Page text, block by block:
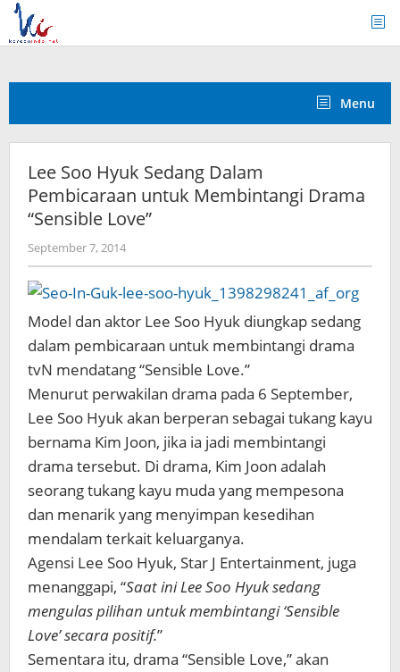
Skip
content
Menu
Lee Soo Hyuk Sedang Dalam
Pembicaraan untuk Membintangi Drama
“Sensible Love”
September 7, 2014by
Koreanindo
Model dan aktor Lee Soo Hyuk diungkap sedang
dalam pembicaraan untuk membintangi drama
tvN mendatang “Sensible Love.”
Menurut perwakilan drama pada 6 September,
Lee Soo Hyuk akan berperan sebagai tukang kayu
bernama Kim Joon, jika ia jadi membintangi
drama tersebut. Di drama, Kim Joon adalah
seorang tukang kayu muda yang mempesona
dan menarik yang menyimpan kesedihan
mendalam terkait keluarganya.
Agensi Lee Soo Hyuk, Star J Entertainment, juga
menanggapi, “Saat ini Lee Soo Hyuk sedang
mengulas pilihan untuk membintangi ‘Sensible
Love’ secara positif.”
Sementara itu, drama “Sensible Love,” akan